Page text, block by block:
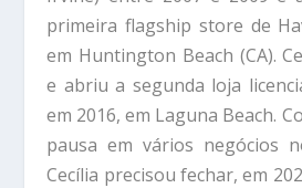
primeira flagship store de
em Huntington Beach (CA).
e abriu a segunda loja
em 2016, em Laguna Beach.
pausa em vários negócios
Cecília precisou fechar, em